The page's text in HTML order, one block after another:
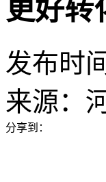
更好转
发布时
来源：
分享到：